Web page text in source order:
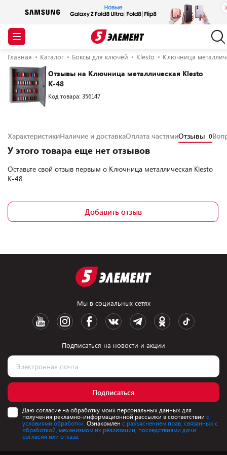
Главная Каталог Боксы для ключей Klesto Ключница
Отзывы на Ключница металлическая Klesto
К-48
Код товара: 356147
ХарактеристикиНаличие и доставкаОплата частямиОтзывы 0
У этого товара еще нет отзывов
Оставьте свой отзыв первым о Ключница металлическая Klesto
К-48
Добавить отзыв
Мы в социальных сетях
Подписаться на новости и акции
Подписаться
Даю согласие на обработку моих персональных данных для
получения рекламно-информационной рассылки в соответствии с
условиями обработки. Ознакомлен с разъяснением прав, связанных с
обработкой, механизмом их реализации, последствиями дачи
согласия или отказа.